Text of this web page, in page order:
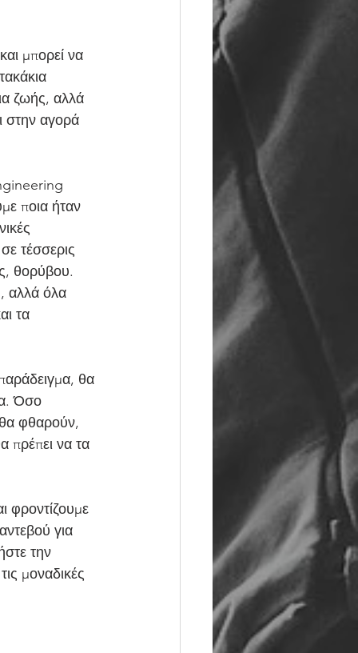
μπορεί να
ζωής, αλλά
στην αγορά
ποια ήταν
τέσσερις
θορύβου.
αλλά όλα
τα
θα
Όσο
φθαρούν,
πρέπει να τα
φροντίζουμε
για
την
μοναδικές